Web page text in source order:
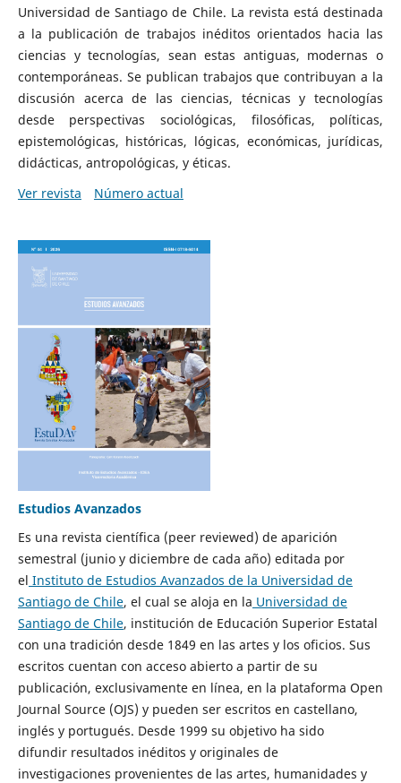
Universidad de Santiago de Chile. La revista está destinada
a la publicación de trabajos inéditos orientados hacia las
ciencias y tecnologías, sean estas antiguas, modernas o
contemporáneas. Se publican trabajos que contribuyan a la
discusión acerca de las ciencias, técnicas y tecnologías
desde perspectivas sociológicas, filosóficas, políticas,
epistemológicas, históricas, lógicas, económicas, jurídicas,
didácticas, antropológicas, y éticas.
Ver revista
Número actual
Estudios Avanzados
Es una revista científica (peer reviewed) de aparición
semestral (junio y diciembre de cada año) editada por
el Instituto de Estudios Avanzados de la Universidad de
Santiago de Chile, el cual se aloja en la Universidad de
Santiago de Chile, institución de Educación Superior Estatal
con una tradición desde 1849 en las artes y los oficios. Sus
escritos cuentan con acceso abierto a partir de su
publicación, exclusivamente en línea, en la plataforma Open
Journal Source (OJS) y pueden ser escritos en castellano,
inglés y portugués. Desde 1999 su objetivo ha sido
difundir resultados inéditos y originales de
investigaciones provenientes de las artes, humanidades y